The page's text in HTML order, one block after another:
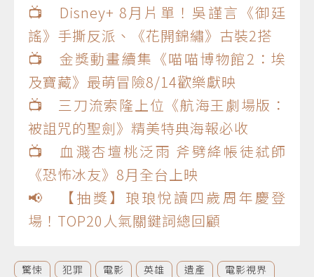
📺 Disney+ 8月片單！吳謹言《御廷
謠》手撕反派、《花開錦繡》古裝2搭
📺 金獎動畫續集《喵喵博物館2：埃
及寶藏》最萌冒險8/14歡樂獻映
📺 三刀流索隆上位《航海王劇場版：
被詛咒的聖劍》精美特典海報必收
📺 血濺杏壇桃泛雨 斧劈絳帳徒弒師
《恐怖冰友》8月全台上映
📢 【抽獎】琅琅悅讀四歲周年慶登
場！TOP20人氣關鍵詞總回顧
驚悚 犯罪 電影 英雄 遺產 電影視界